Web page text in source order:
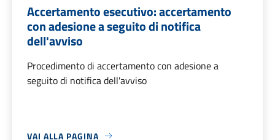
Accertamento esecutivo: accertamento
con adesione a seguito di notifica
dell'avviso
Procedimento di accertamento con adesione a
seguito di notifica dell'avviso
VAI ALLA PAGINA